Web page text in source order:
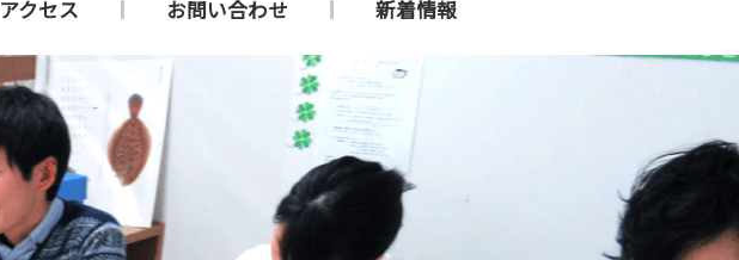
アクセス お問い合わせ 新着情報